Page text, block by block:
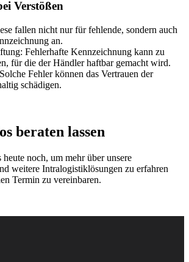
Verstößen
fallen nicht nur für fehlende, sondern auch
an.
Fehlerhafte Kennzeichnung kann zu
für die der Händler haftbar gemacht wird.
Fehler können das Vertrauen der
schädigen.
beraten lassen
noch, um mehr über unsere
weitere Intralogistiklösungen zu erfahren
Termin zu vereinbaren.